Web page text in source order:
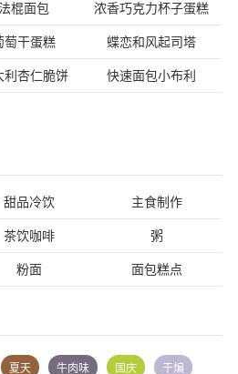
法棍面包 浓香巧克力杯子蛋糕
萄干蛋糕 蝶恋和风起司塔
利杏仁脆饼 快速面包小布利
甜品冷饮 主食制作
茶饮咖啡 粥
粉面 面包糕点
夏天 牛肉味 国庆 干煸